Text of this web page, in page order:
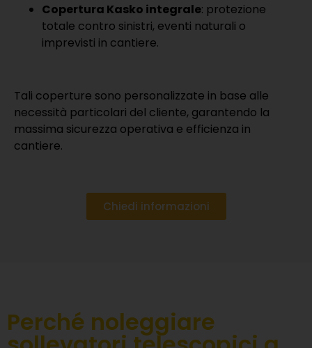
Copertura Kasko integrale: protezione
totale contro sinistri, eventi naturali o
imprevisti in cantiere.
Tali coperture sono personalizzate in base alle
necessità particolari del cliente, garantendo la
massima sicurezza operativa e efficienza in
cantiere.
Chiedi informazioni
Perché noleggiare